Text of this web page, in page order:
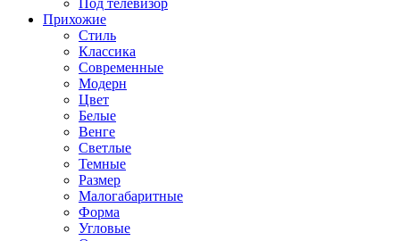
Под телевизор
Прихожие
Стиль
Классика
Современные
Модерн
Цвет
Белые
Венге
Светлые
Темные
Размер
Малогабаритные
Форма
Угловые